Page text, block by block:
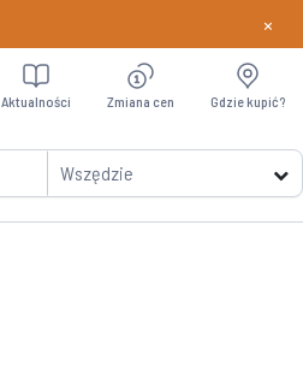
Dowiedz
×
Wszędzie
Aktualności Zmiana cen Gdzie kupić?